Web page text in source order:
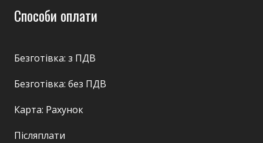
Способи оплати
Безготівка: з ПДВ
Безготівка: без ПДВ
Карта: Рахунок
Післяплати